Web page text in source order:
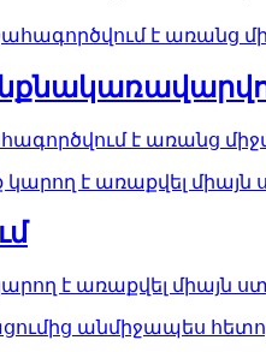
է առանց
է առաքվել միայն